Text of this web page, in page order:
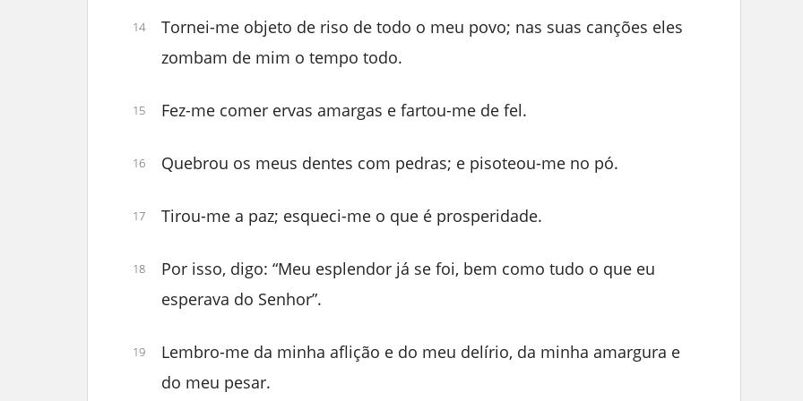
14
Tornei-me objeto de riso de todo o meu povo; nas suas canções eles
zombam de mim o tempo todo.
15 Fez-me comer ervas amargas e fartou-me de fel.
16 Quebrou os meus dentes com pedras; e pisoteou-me no pó.
17 Tirou-me a paz; esqueci-me o que é prosperidade.
18
Por isso, digo: “Meu esplendor já se foi, bem como tudo o que eu
esperava do Senhor”.
19
Lembro-me da minha aflição e do meu delírio, da minha amargura e
do meu pesar.